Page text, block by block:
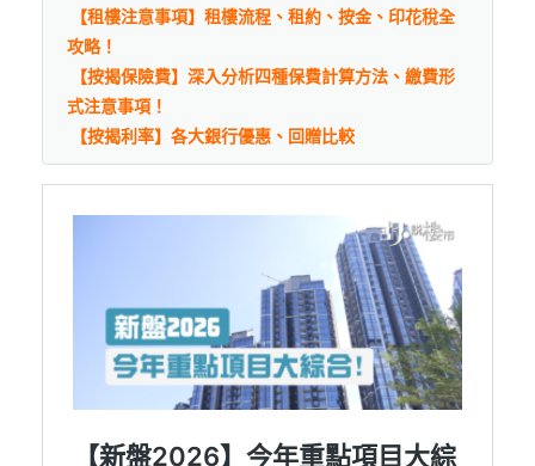
【租樓注意事項】租樓流程、租約、按金、印花稅全
攻略！
【按揭保險費】深入分析四種保費計算方法、繳費形
式注意事項！
【按揭利率】各大銀行優惠、回贈比較